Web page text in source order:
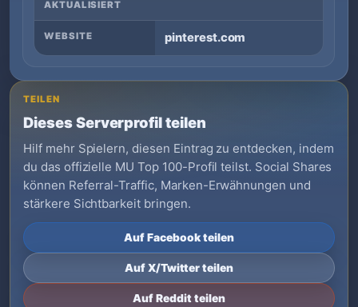
AKTUALISIERT
WEBSITE pinterest.com
TEILEN
Dieses Serverprofil teilen
Hilf mehr Spielern, diesen Eintrag zu entdecken, indem
du das offizielle MU Top 100-Profil teilst. Social Shares
können Referral-Traffic, Marken-Erwähnungen und
stärkere Sichtbarkeit bringen.
Auf Facebook teilen
Auf X/Twitter teilen
Auf Reddit teilen